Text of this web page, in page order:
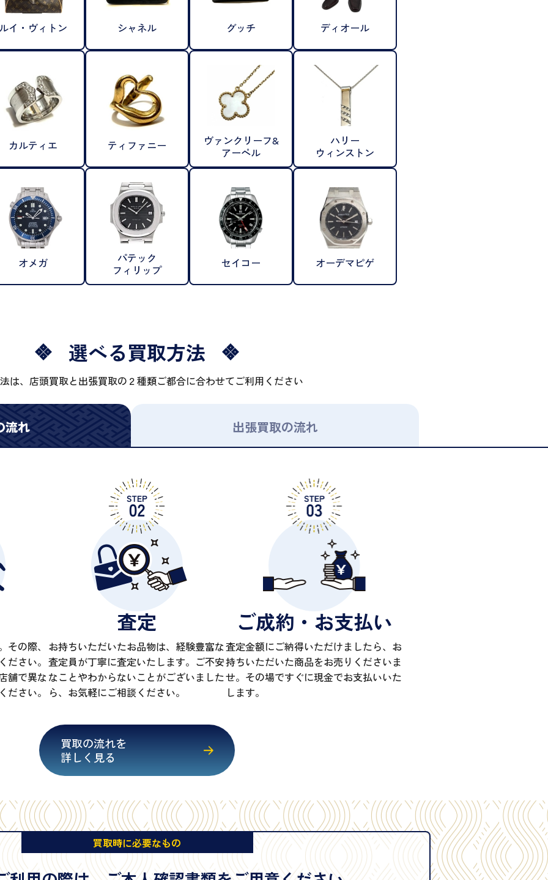
イ・ヴィトン シャネル グッチ ディオール
カルティエ ティファニー
ヴァンクリーフ&
アーペル
ハリー
ウィンストン
オメガ
パテック
フィリップ
セイコー オーデマピゲ
選べる買取方法
は、店頭買取と出張買取の２種類ご都合に合わせてご利用ください
流れ 出張買取の流れ
の際、
さい。
舗で異な
ださい。
査定
お持ちいただいたお品物は、経験豊富な
査定員が丁寧に査定いたします。ご不安
なことやわからないことがございました
ら、お気軽にご相談ください。
ご成約・お支払い
査定金額にご納得いただけましたら、お
持ちいただいた商品をお売りくださいま
せ。その場ですぐに現金でお支払いいた
します。
買取の流れを
詳しく見る
買取時に必要なもの